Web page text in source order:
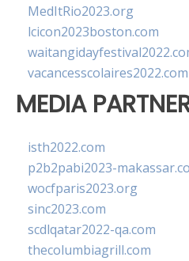
MedItRio2023.org
lcicon2023boston.com
vacancesscolaires2022.com
MEDIA
isth2022.com
p2b2pabi2023-
wocfparis2023.org
sinc2023.com
scdlqatar2022-qa.com
thecolumbiagrill.com